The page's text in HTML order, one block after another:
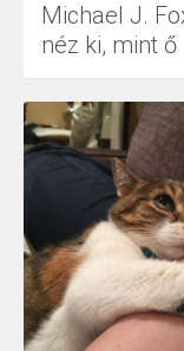
Michael J.
néz ki, mint ő